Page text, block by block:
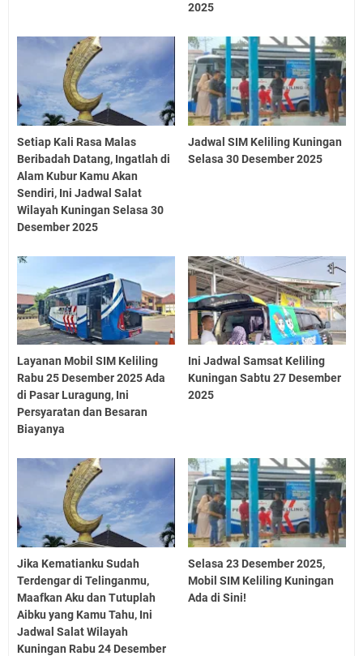
2025
Setiap Kali Rasa Malas
Beribadah Datang, Ingatlah di
Alam Kubur Kamu Akan
Sendiri, Ini Jadwal Salat
Wilayah Kuningan Selasa 30
Desember 2025
Jadwal SIM Keliling Kuningan
Selasa 30 Desember 2025
Layanan Mobil SIM Keliling
Rabu 25 Desember 2025 Ada
di Pasar Luragung, Ini
Persyaratan dan Besaran
Biayanya
Ini Jadwal Samsat Keliling
Kuningan Sabtu 27 Desember
2025
Jika Kematianku Sudah
Terdengar di Telinganmu,
Maafkan Aku dan Tutuplah
Aibku yang Kamu Tahu, Ini
Jadwal Salat Wilayah
Kuningan Rabu 24 Desember
Selasa 23 Desember 2025,
Mobil SIM Keliling Kuningan
Ada di Sini!